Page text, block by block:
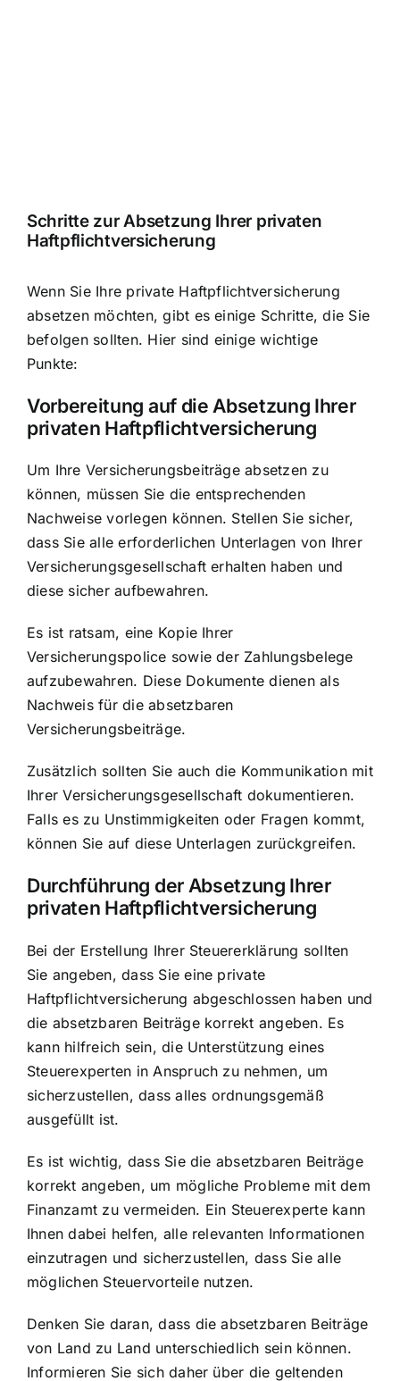
Schritte zur Absetzung Ihrer privaten
Haftpflichtversicherung
Wenn Sie Ihre private Haftpflichtversicherung
absetzen möchten, gibt es einige Schritte, die Sie
befolgen sollten. Hier sind einige wichtige
Punkte:
Vorbereitung auf die Absetzung Ihrer
privaten Haftpflichtversicherung
Um Ihre Versicherungsbeiträge absetzen zu
können, müssen Sie die entsprechenden
Nachweise vorlegen können. Stellen Sie sicher,
dass Sie alle erforderlichen Unterlagen von Ihrer
Versicherungsgesellschaft erhalten haben und
diese sicher aufbewahren.
Es ist ratsam, eine Kopie Ihrer
Versicherungspolice sowie der Zahlungsbelege
aufzubewahren. Diese Dokumente dienen als
Nachweis für die absetzbaren
Versicherungsbeiträge.
Zusätzlich sollten Sie auch die Kommunikation mit
Ihrer Versicherungsgesellschaft dokumentieren.
Falls es zu Unstimmigkeiten oder Fragen kommt,
können Sie auf diese Unterlagen zurückgreifen.
Durchführung der Absetzung Ihrer
privaten Haftpflichtversicherung
Bei der Erstellung Ihrer Steuererklärung sollten
Sie angeben, dass Sie eine private
Haftpflichtversicherung abgeschlossen haben und
die absetzbaren Beiträge korrekt angeben. Es
kann hilfreich sein, die Unterstützung eines
Steuerexperten in Anspruch zu nehmen, um
sicherzustellen, dass alles ordnungsgemäß
ausgefüllt ist.
Es ist wichtig, dass Sie die absetzbaren Beiträge
korrekt angeben, um mögliche Probleme mit dem
Finanzamt zu vermeiden. Ein Steuerexperte kann
Ihnen dabei helfen, alle relevanten Informationen
einzutragen und sicherzustellen, dass Sie alle
möglichen Steuervorteile nutzen.
Denken Sie daran, dass die absetzbaren Beiträge
von Land zu Land unterschiedlich sein können.
Informieren Sie sich daher über die geltenden